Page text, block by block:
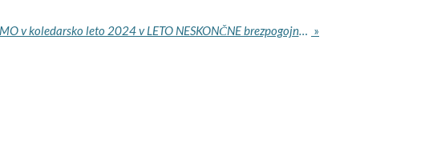
ZAKORAKAJMO v koledarsko leto 2024 v LETO NESKONČNE brezpogojne LJUBEZNI »